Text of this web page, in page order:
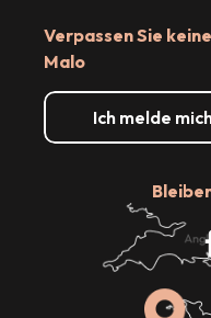
Verpassen Sie
Malo
Ich melde